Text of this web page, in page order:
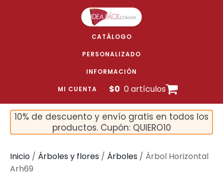
CATÁLOGO
PERSONALIZADO
INFORMACIÓN
MI CUENTA $0 0 artículos
10% de descuento y envío gratis en todos los
productos. Cupón: QUIERO10
Inicio / Árboles y flores / Árboles / Árbol Horizontal
Arh69